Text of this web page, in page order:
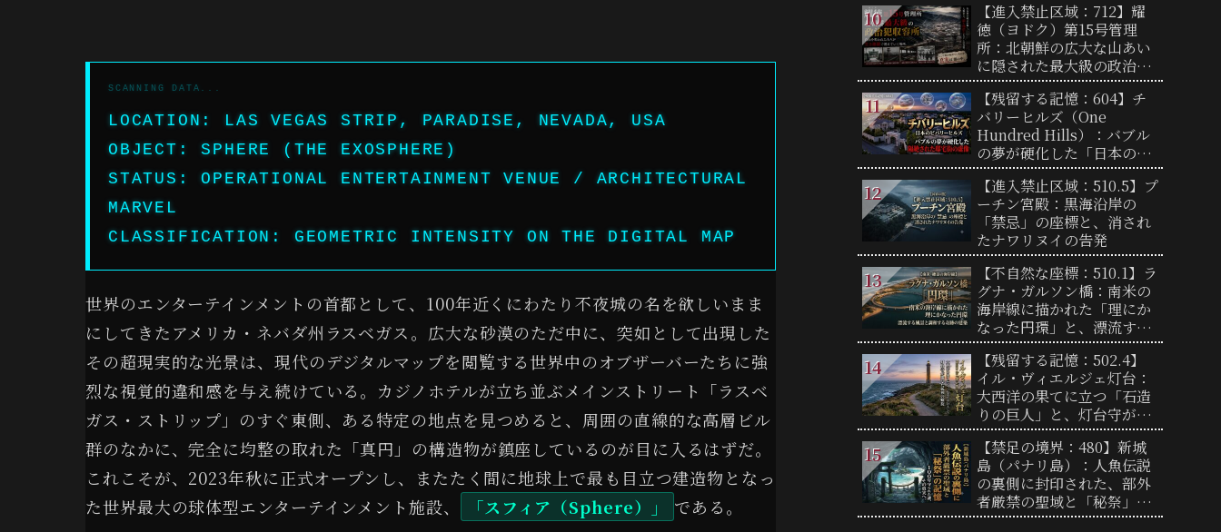
LOCATION: LAS VEGAS STRIP, PARADISE, NEVADA, USA
OBJECT: SPHERE (THE EXOSPHERE)
STATUS: OPERATIONAL ENTERTAINMENT VENUE / ARCHITECTURAL
MARVEL
CLASSIFICATION: GEOMETRIC INTENSITY ON THE DIGITAL MAP
世界のエンターテインメントの首都として、100年近くにわたり不夜城の名を欲しいまま
にしてきたアメリカ・ネバダ州ラスベガス。広大な砂漠のただ中に、突如として出現した
その超現実的な光景は、現代のデジタルマップを閲覧する世界中のオブザーバーたちに強
烈な視覚的違和感を与え続けている。カジノホテルが立ち並ぶメインストリート「ラスベ
ガス・ストリップ」のすぐ東側、ある特定の地点を見つめると、周囲の直線的な高層ビル
群のなかに、完全に均整の取れた「真円」の構造物が鎮座しているのが目に入るはずだ。
これこそが、2023年秋に正式オープンし、またたく間に地球上で最も目立つ建造物となっ
た世界最大の球体型エンターテインメント施設、
「スフィア（Sphere）」 である。
【進入禁止区域：712】耀
徳（ヨドク）第15号管理
所：北朝鮮の広大な山あい
に隠された最大級の政治犯
収容所と闇に包まれた実態
【残留する記憶：604】チ
バリーヒルズ（One
Hundred Hills）：バブル
の夢が硬化した「日本のビ
バリーヒルズ」と、隔絶さ
れた邸宅街の虚像
【進入禁止区域：510.5】プ
ーチン宮殿：黒海沿岸の
「禁忌」の座標と、消され
たナワリヌイの告発
【不自然な座標：510.1】ラ
グナ・ガルソン橋：南米の
海岸線に描かれた「理にか
なった円環」と、漂流する
風景
【残留する記憶：502.4】
イル・ヴィエルジェ灯台：
大西洋の果てに立つ「石造
りの巨人」と、灯台守が遺
した孤独の螺旋
【禁足の境界：480】新城
島（パナリ島）：人魚伝説
の裏側に封印された、部外
者厳禁の聖域と「秘祭」の
記憶